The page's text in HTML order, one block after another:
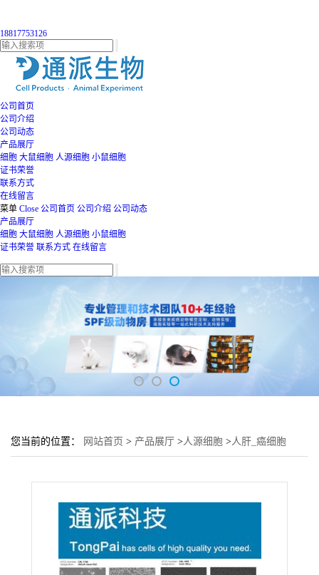
18817753126
公司首页
公司介绍
公司动态
产品展厅
细胞 大鼠细胞 人源细胞 小鼠细胞
证书荣誉
联系方式
在线留言
菜单 Close 公司首页 公司介绍 公司动态
产品展厅
细胞 大鼠细胞 人源细胞 小鼠细胞
证书荣誉 联系方式 在线留言
您当前的位置： 网站首页 > 产品展厅 >人源细胞 >人肝_癌细胞